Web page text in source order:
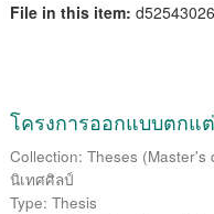
File in this item:
โครงการออกแบบตกแ
Collection: Theses
นิเทศศิลป์
Type: Thesis